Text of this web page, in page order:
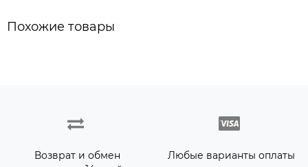
Похожие товары
Возврат и обмен
Любые варианты оплаты